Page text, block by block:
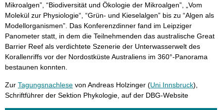
Mikroalgen”, “Biodiversität und Ökologie der Mikroalgen”, „Vom
Molekül zur Physiologie“, “Grün- und Kieselalgen” bis zu “Algen als
Modellorganismen”. Das Konferenzdinner fand im Leipziger
Panometer statt, in dem die Teilnehmenden das australische Great
Barrier Reef als verdichtete Szenerie der Unterwasserwelt des
Korallenriffs vor der Nordostküste Australiens im 360°-Panorama
bestaunen konnten.
Zur Tagungsnachlese von Andreas Holzinger (Uni Innsbruck),
Schriftführer der Sektion Phykologie, auf der DBG-Website